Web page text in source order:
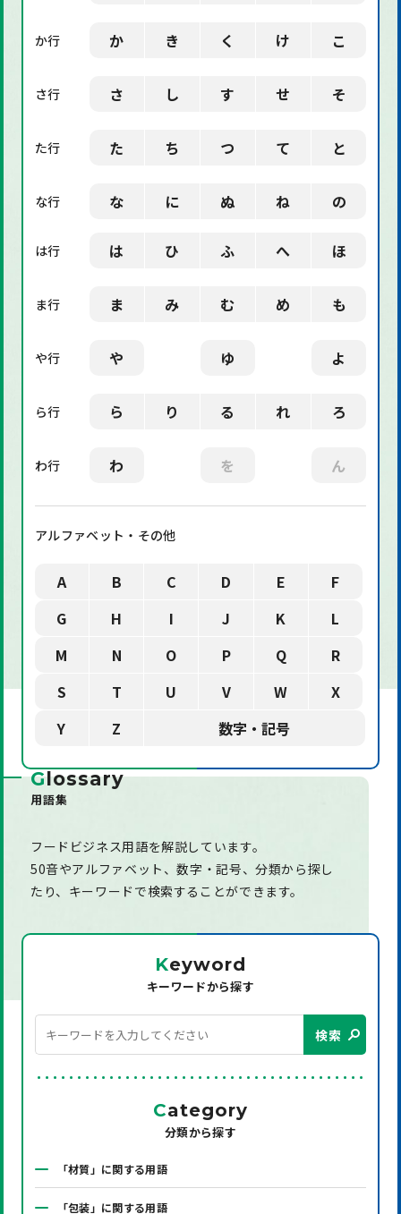
か行 か き く け こ
さ行 さ し す せ そ
た行 た ち つ て と
な行 な に ぬ ね の
は行 は ひ ふ へ ほ
ま行 ま み む め も
や行 や ゆ よ
ら行 ら り る れ ろ
わ行 わ を ん
アルファベット・その他
A B C D E
F
G
H I J K
L
M
N O P Q
R
S
T U V W
X
Y
Z 数字・記号
Glossary
用語集
フードビジネス用語を解説しています。
50音やアルファベット、数字・記号、分類から探し
たり、 キーワードで検索することができます。
Keyword
キーワードから探す
検索
Category
分類から探す
「材質」に関する用語
「包装」に関する用語